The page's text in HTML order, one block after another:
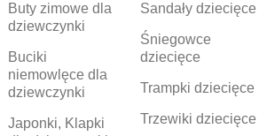
Buty zimowe dla
dziewczynki
Buciki
niemowlęce dla
dziewczynki
Japonki, Klapki
Sandały dziecięce
Śniegowce
dziecięce
Trampki dziecięce
Trzewiki dziecięce